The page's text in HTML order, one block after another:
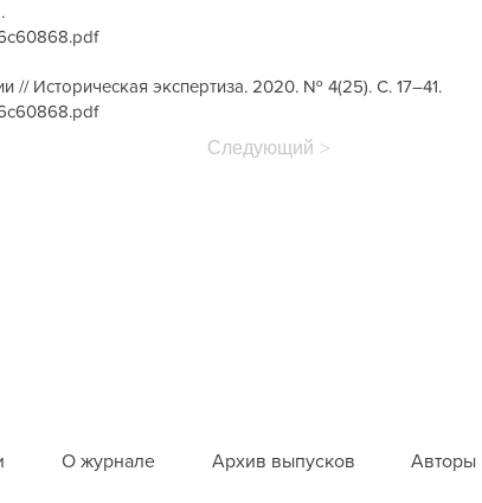
// Историческая экспертиза. 2020. № 4(25). С. 17–41.
Следующий >
О журнале Архив выпусков
Авторы